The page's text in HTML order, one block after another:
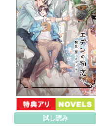
試し読み